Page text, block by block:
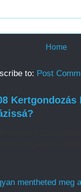
Home
to: Post
mentheted meg